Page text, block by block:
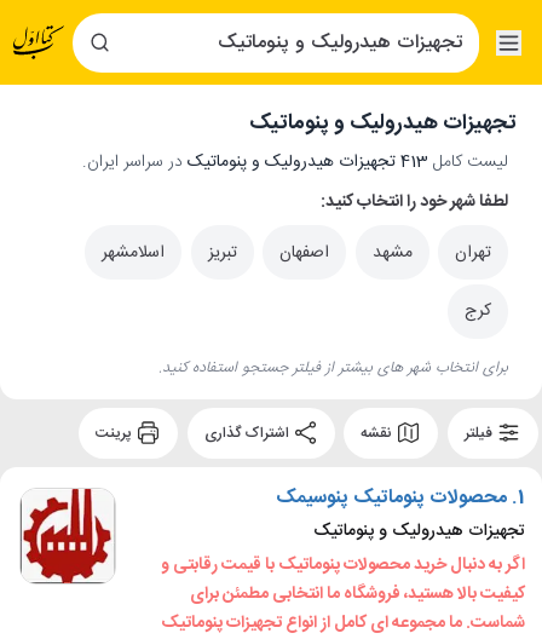
تجهیزات هیدرولیک و پنوماتیک
لیست کامل 413 تجهیزات هیدرولیک و پنوماتیک
در سراسر ایران.
لطفا شهر خود را انتخاب کنید:
تهران
مشهد اصفهان تبریز اسلامشهر
کرج
برای انتخاب شهر های بیشتر از فیلتر جستجو استفاده کنید.
فیلتر نقشه
1. محصولات پنوماتیک پنوسیمک
تجهیزات هیدرولیک و پنوماتیک
اگر به دنبال خرید محصولات پنوماتیک با قیمت رقابتی و
کیفیت بالا هستید، فروشگاه ما انتخابی مطمئن برای
شماست. ما مجموعه ای کامل از انواع تجهیزات پنوماتیک